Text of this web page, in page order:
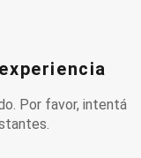
Por favor, intentá